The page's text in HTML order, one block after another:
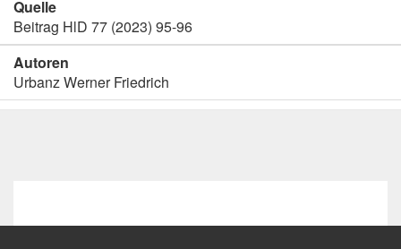
Quelle
Beitrag HlD 77 (2023) 95-96
Autoren
Urbanz Werner Friedrich